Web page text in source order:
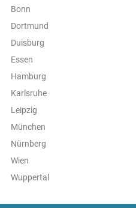
Bonn
Dortmund
Duisburg
Essen
Hamburg
Karlsruhe
Leipzig
München
Nürnberg
Wien
Wuppertal